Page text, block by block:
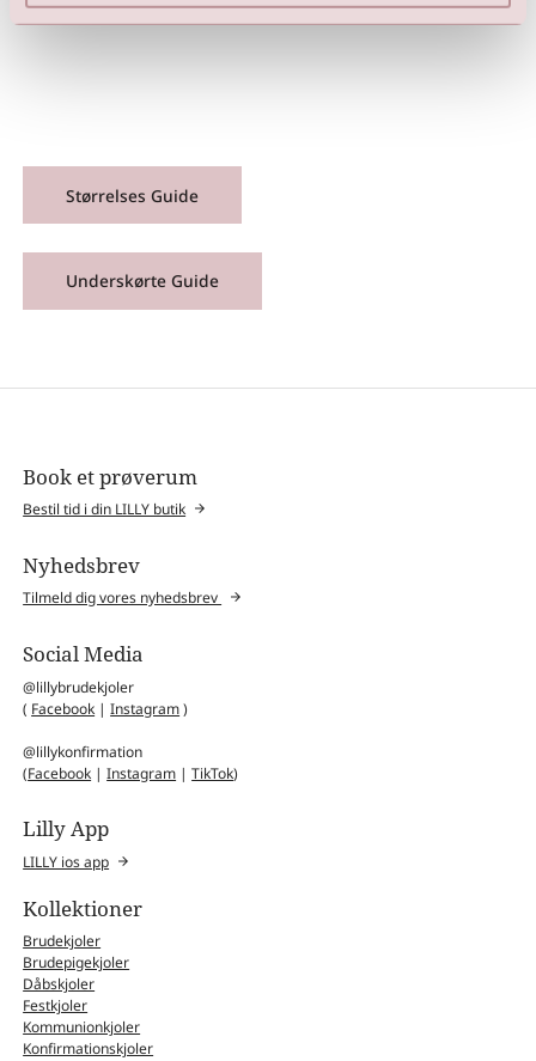
6.999,00 DKK
Størrelses Guide
Underskørte Guide
Book et prøverum
Bestil tid i din LILLY butik
Nyhedsbrev
Tilmeld dig vores nyhedsbrev
Social Media
@lillybrudekjoler
( Facebook |Instagram)
@lillykonfirmation
(Facebook |Instagram |TikTok)
Lilly App
LILLY ios app
Kollektioner
Brudekjoler
Brudepigekjoler
Dåbskjoler
Festkjoler
Kommunionkjoler
Konfirmationskjoler